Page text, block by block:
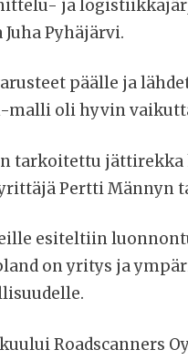
ja
Pyhäjärvi.
päälle ja
malli oli hyvin
tarkoitettu
Pertti Männyn
esiteltiin
on yritys ja
Roadscanners